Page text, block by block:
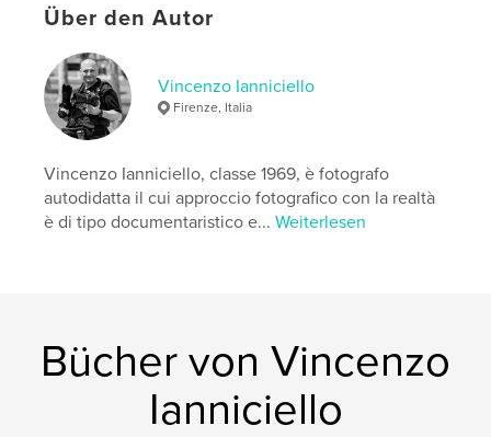
SpracheItalian
Schlüsselwörter
madrid , spagna , fotografia
Über den Autor
Vincenzo Ianniciello
Firenze, Italia
Vincenzo Ianniciello, classe 1969, è fotografo
autodidatta il cui approccio fotografico con la realtà
è di tipo documentaristico e...Weiterlesen
Bücher von Vincenzo
Ianniciello